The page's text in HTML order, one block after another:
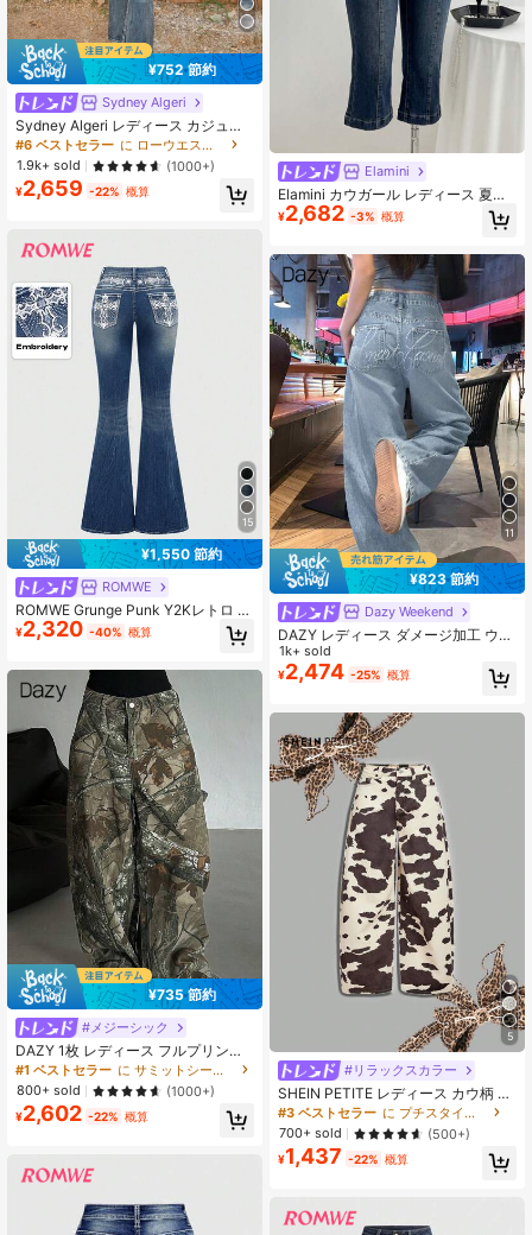
¥752 節約
Sydney Algeri
Sydney Algeri レディース カジュア
ル ルーズ フレアレッグ ローウエス
ト ジーンズ Y2K ストリートウェア
#6 ベストセラー
に ローウエスト 女性用デニム
1.9k+ sold
(1000+)
¥2,659 -22% 概算
15
¥1,550 節約
ROMWE
ROMWE Grunge Punk Y2Kレトロ ミ
ドリフ露出ポケット クロスウィング
刺繍 フィットフレアレッグ レディー
¥2,320 -40% 概算
¥735 節約
#メジーシック
DAZY 1枚 レディース フルプリント
ルーズ カジュアルジーンズ、ミニマ
リストファッション 日常着用向け
#1 ベストセラー
に サミットシーカー​​ 服装のアイデア
800+ sold
(1000+)
¥2,602 -22% 概算
Elamini
Elamini カウガール レディース 夏用
ブルー 伸縮性 セクシー フレアレッ
グ カプリジーンズ
¥2,682 -3% 概算
11
¥823 節約
Dazy Weekend
DAZY レディース ダメージ加工 ウォ
ッシュ 韓国風 カジュアルジーンズ
スクール
1k+ sold
¥2,474 -25% 概算
5
#リラックスカラー
SHEIN PETITE レディース カウ柄 バ
ナナパンツ Y2K ワイドレッグパンツ
快適なウエストゴム ポケット付き 夏
カジュアルウェア、プチサイズ女性
向け
#3 ベストセラー
に プチスタイル 女性用デニム
700+ sold
(500+)
¥1,437 -22% 概算